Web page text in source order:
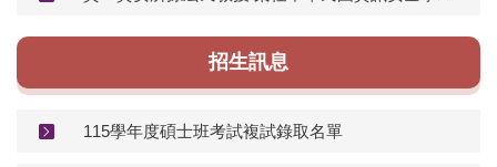
招生訊息
115學年度碩士班考試複試錄取名單